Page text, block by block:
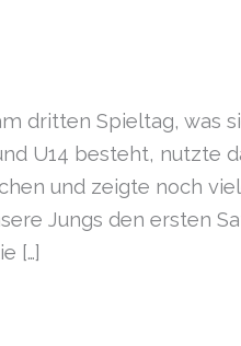
dritten Spieltag, was
U14 besteht, nutzte
und zeigte noch
Jungs den ersten
[…]